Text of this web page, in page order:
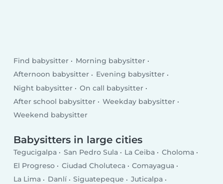
Find babysitter
Morning babysitter
Afternoon babysitter
Evening babysitter
Night babysitter
On call babysitter
After school babysitter
Weekday babysitter
Weekend babysitter
Babysitters in large cities
Tegucigalpa San Pedro Sula La Ceiba
Choloma
El Progreso
Ciudad Choluteca
Comayagua
La Lima
Danlí Siguatepeque
Juticalpa